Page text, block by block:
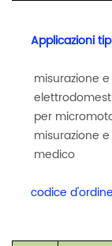
Applicazioni
misurazione
per
misurazione
medico
codice